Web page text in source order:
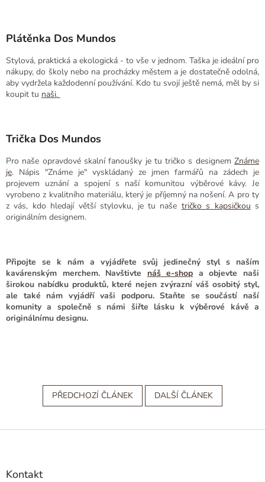
Plátěnka Dos Mundos
Stylová, praktická a ekologická - to vše v jednom. Taška je ideální pro
nákupy, do školy nebo na procházky městem a je dostatečně odolná,
aby vydržela každodenní používání. Kdo tu svojí ještě nemá, měl by si
koupit tu naši.
Trička Dos Mundos
Pro naše opravdové skalní fanoušky je tu tričko s designem Známe
je. Nápis "Známe je" vyskládaný ze jmen farmářů na zádech je
projevem uznání a spojení s naší komunitou výběrové kávy. Je
vyrobeno z kvalitního materiálu, který je příjemný na nošení. A pro ty
z vás, kdo hledají větší stylovku, je tu naše tričko s kapsičkou s
originálním designem.
Připojte se k nám a vyjádřete svůj jedinečný styl s naším
kavárenským merchem. Navštivte náš e-shop a objevte naši
širokou nabídku produktů, které nejen zvýrazní váš osobitý styl,
ale také nám vyjádří vaši podporu. Staňte se součástí naší
komunity a společně s námi šiřte lásku k výběrové kávě a
originálnímu designu.
PŘEDCHOZÍ ČLÁNEK DALŠÍ ČLÁNEK
Z
Kontakt